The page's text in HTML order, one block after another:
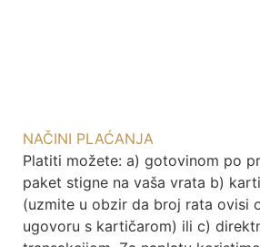
NAČINI PLAĆANJA
Platiti možete: a) gotovinom po
paket stigne na vaša vrata b)
(uzmite u obzir da broj rata ovisi
ugovoru s kartičarom) ili c)